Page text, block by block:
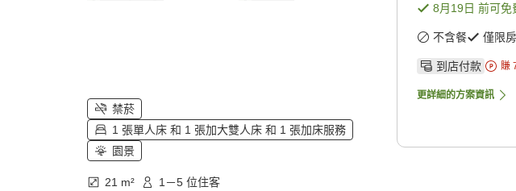
禁菸
1 張單人床 和 1 張加大雙人床 和 1 張加床服務
園景
21 m² 1－5 位住客
8月19日 前可免
不含餐 僅限
到店付款 賺
更詳細的方案資訊